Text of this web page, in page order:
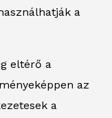
a
eltérő a
az
a